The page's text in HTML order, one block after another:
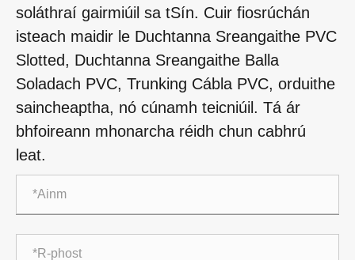
soláthraí gairmiúil sa tSín. Cuir fiosrúchán
isteach maidir le Duchtanna Sreangaithe PVC
Slotted, Duchtanna Sreangaithe Balla
Soladach PVC, Trunking Cábla PVC, orduithe
saincheaptha, nó cúnamh teicniúil. Tá ár
bhfoireann mhonarcha réidh chun cabhrú
leat.